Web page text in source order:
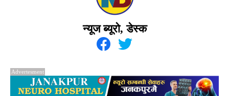
न्यूज ब्यूरो, डेस्क
Advertesment